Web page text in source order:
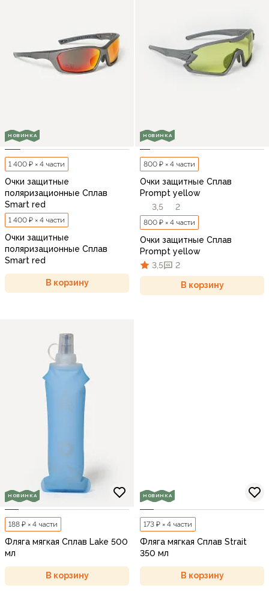
НОВИНКА
1 400 ₽ × 4 части
Очки защитные
поляризационные Сплав
Smart red
1 400 ₽ × 4 части
Очки защитные
поляризационные Сплав
Smart red
В корзину
НОВИНКА
800 ₽ × 4 части
Очки защитные Сплав
Prompt yellow
3,5
2
800 ₽ × 4 части
Очки защитные Сплав
Prompt yellow
3,5
2
В корзину
НОВИНКА
188 ₽ × 4 части
Фляга мягкая Сплав Lake 500
мл
В корзину
НОВИНКА
173 ₽ × 4 части
Фляга мягкая Сплав Strait
350 мл
В корзину